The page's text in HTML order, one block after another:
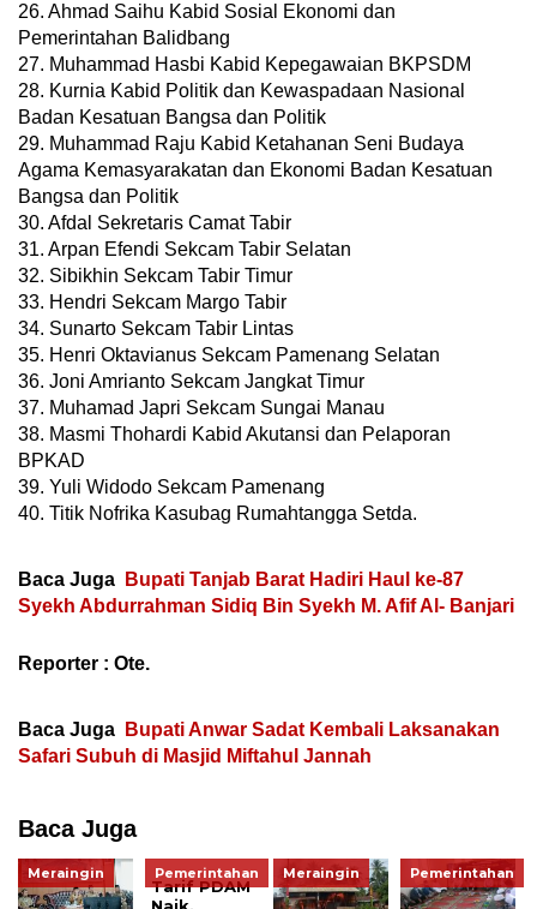
26. Ahmad Saihu Kabid Sosial Ekonomi dan
Pemerintahan Balidbang
27. Muhammad Hasbi Kabid Kepegawaian BKPSDM
28. Kurnia Kabid Politik dan Kewaspadaan Nasional
Badan Kesatuan Bangsa dan Politik
29. Muhammad Raju Kabid Ketahanan Seni Budaya
Agama Kemasyarakatan dan Ekonomi Badan Kesatuan
Bangsa dan Politik
30. Afdal Sekretaris Camat Tabir
31. Arpan Efendi Sekcam Tabir Selatan
32. Sibikhin Sekcam Tabir Timur
33. Hendri Sekcam Margo Tabir
34. Sunarto Sekcam Tabir Lintas
35. Henri Oktavianus Sekcam Pamenang Selatan
36. Joni Amrianto Sekcam Jangkat Timur
37. Muhamad Japri Sekcam Sungai Manau
38. Masmi Thohardi Kabid Akutansi dan Pelaporan
BPKAD
39. Yuli Widodo Sekcam Pamenang
40. Titik Nofrika Kasubag Rumahtangga Setda.
Baca Juga
Bupati Tanjab Barat Hadiri Haul ke-87
Syekh Abdurrahman Sidiq Bin Syekh M. Afif Al- Banjari
Reporter : Ote.
Baca Juga
Bupati Anwar Sadat Kembali Laksanakan
Safari Subuh di Masjid Miftahul Jannah
Baca Juga
Meraingin Pemerintahan
Tarif PDAM
Meraingin Pemerintahan